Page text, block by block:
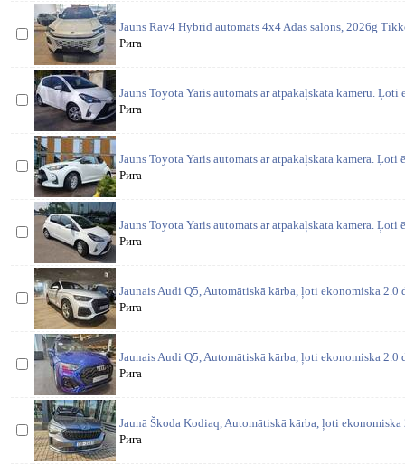
Jauns Rav4 Hybrid automāts 4x4 Adas salons, 2026g
Рига
Jauns Toyota Yaris automāts ar atpakaļskata kameru. Ļoti
Рига
Jauns Toyota Yaris automats ar atpakaļskata kamera. Ļoti
Рига
Jauns Toyota Yaris automats ar atpakaļskata kamera. Ļoti
Рига
Jaunais Audi Q5, Automātiskā kārba, ļoti ekonomiska 2.0
Рига
Jaunais Audi Q5, Automātiskā kārba, ļoti ekonomiska 2.0
Рига
Jaunā Škoda Kodiaq, Automātiskā kārba, ļoti
Рига